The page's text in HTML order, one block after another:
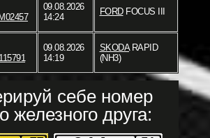
09.08.2026
14:24
FORDFOCUS III
09.08.2026
14:19
SKODARAPID
(NH3)
себе номер
железного друга: